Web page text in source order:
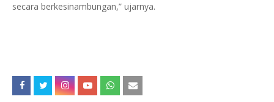
secara berkesinambungan,” ujarnya.